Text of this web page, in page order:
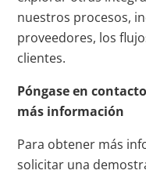
nuestros procesos,
proveedores, los
clientes.
Póngase en
más información
Para obtener más
solicitar una